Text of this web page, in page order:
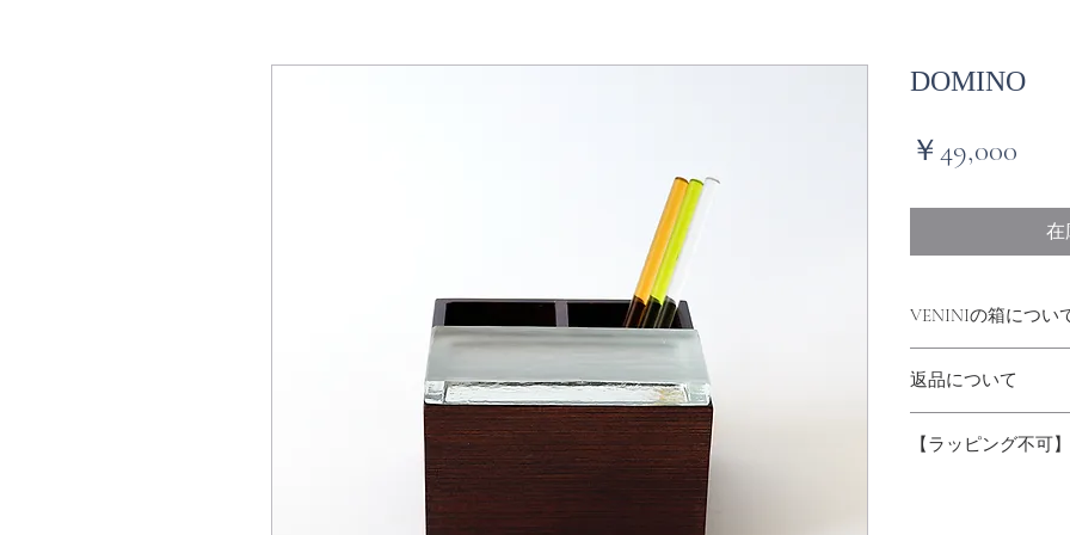
DOMINO
￥49,000
在
VENINIの箱につい
VENINI工房でオーダ
専用の箱があります
（INCISI:722.08）に
返品について
【ラッピング不可】